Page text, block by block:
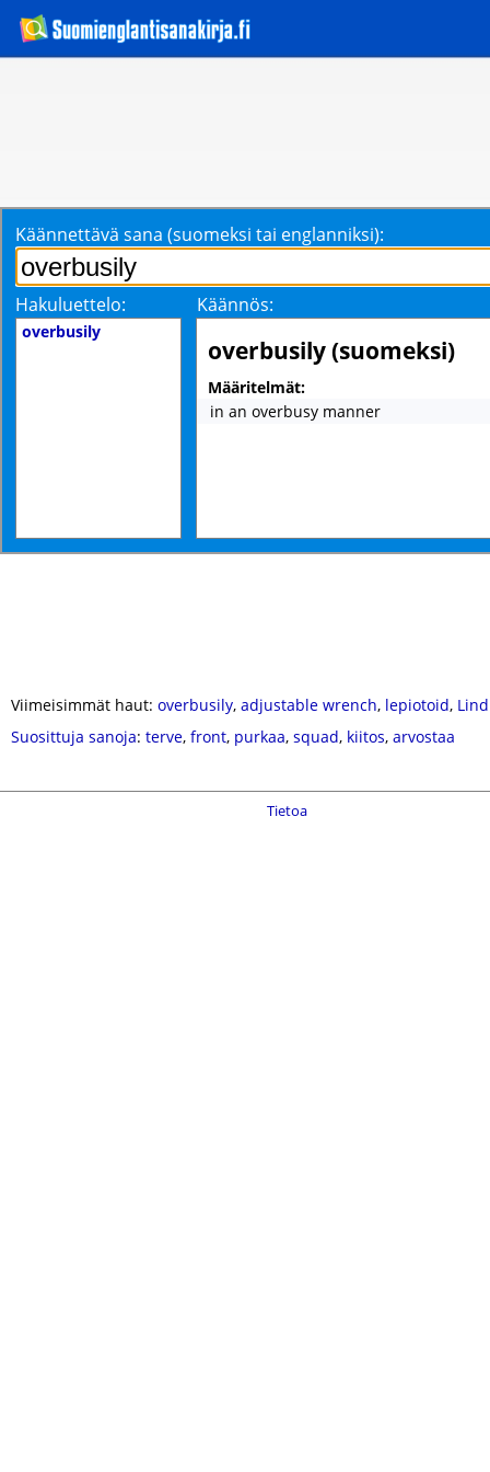
Käännettävä sana (suomeksi tai englanniksi):
Hakuluettelo: Käännös:
overbusily
overbusily (suomeksi)
Määritelmät:
in an overbusy manner
Viimeisimmät haut: overbusily, adjustable wrench, lepiotoid,
Suosittuja sanoja: terve, front, purkaa, squad, kiitos, arvostaa
Tietoa